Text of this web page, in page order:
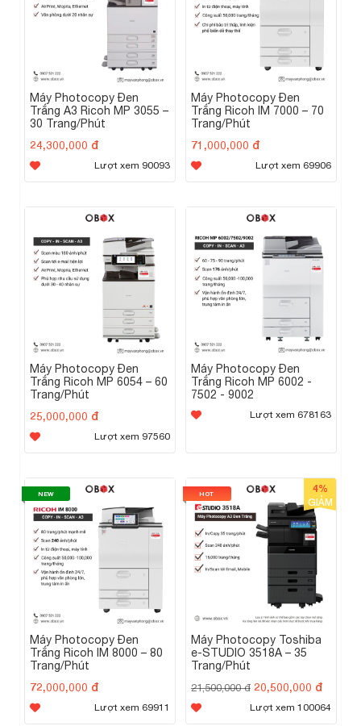
Máy Photocopy Đen
Trắng A3 Ricoh MP 3055 –
30 Trang/Phút
24,300,000 đ
Lượt xem 90093
Máy Photocopy Đen
Trắng Ricoh IM 7000 – 70
Trang/Phút
71,000,000 đ
Lượt xem 69906
Máy Photocopy Đen
Trắng Ricoh MP 6054 – 60
Trang/Phút
25,000,000 đ
Lượt xem 97560
Máy Photocopy Đen
Trắng Ricoh MP 6002 -
7502 - 9002
Lượt xem 678163
Máy Photocopy Đen
Trắng Ricoh IM 8000 – 80
Trang/Phút
72,000,000 đ
Lượt xem 69911
NEW
Máy Photocopy Toshiba
e-STUDIO 3518A – 35
Trang/Phút
21,500,000 đ 20,500,000 đ
Lượt xem 100064
4%
GIẢM
HOT